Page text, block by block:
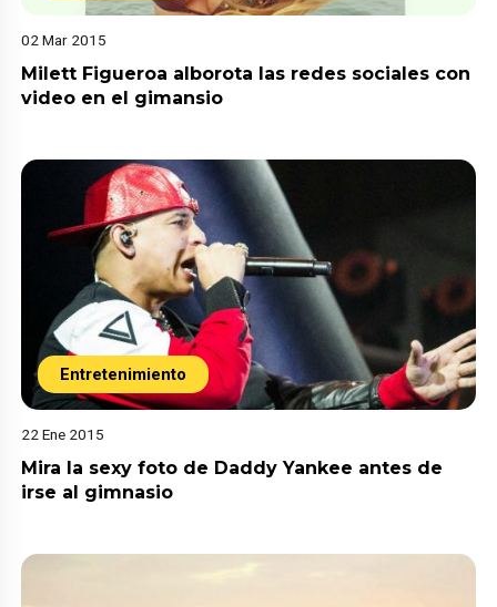
02 Mar 2015
Milett Figueroa alborota las redes sociales con
video en el gimansio
Entretenimiento
22 Ene 2015
Mira la sexy foto de Daddy Yankee antes de
irse al gimnasio